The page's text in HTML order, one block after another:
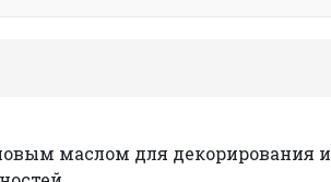
маслом для декорирования и